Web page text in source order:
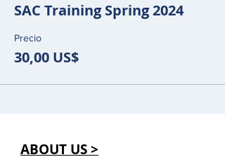
SAC Training Spring 2024
Precio
30,00 US$
ABOUT US >